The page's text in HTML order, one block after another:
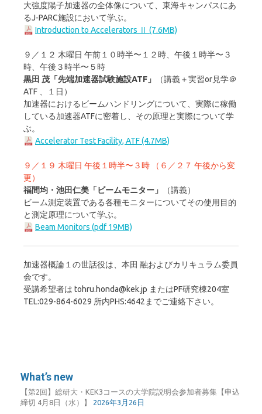
大強度陽子加速器の全体像について、東海キャンパスにあ
るJ-PARC施設において学ぶ。
Introduction to Accelerators Ⅱ (7.6MB)
９／１２ 木曜日 午前１０時半〜１２時、午後１時半〜３
時、午後３時半〜５時
黒田 茂「先端加速器試験施設ATF」
（講義＋実習or見学＠
ATF 、１日）
加速器におけるビームハンドリングについて、実際に稼働
している加速器ATFに密着し、その原理と実際について学
ぶ。
Accelerator Test Facility, ATF (4.7MB)
９／１９ 木曜日 午後１時半〜３時 （６／２７ 午後から変
更）
福間均・池田仁美「ビームモニター」
（講義）
ビーム測定装置である各種モニターについてその使用目的
と測定原理について学ぶ。
Beam Monitors (pdf 19MB)
加速器概論１の世話役は、本田 融およびカリキュラム委員
会です。
受講希望者は tohru.honda@kek.jp またはPF研究棟204室
TEL:029-864-6029 所内PHS:4642までご連絡下さい。
What’s new
【第2回】総研大・KEK3コースの大学院説明会参加者募集【申込
締切 4月8日（水）】
2026年3月26日